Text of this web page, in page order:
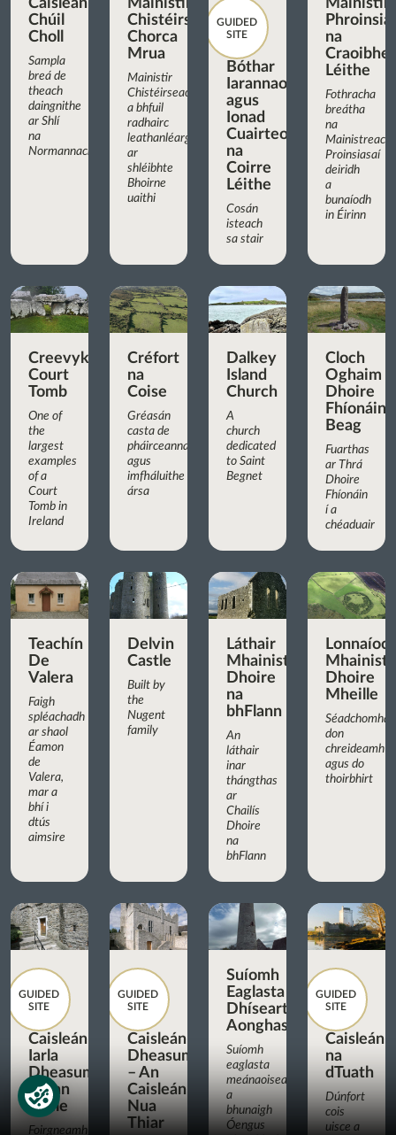
Caisleán
Chúil
Choll
Sampla
breá de
theach
daingnithe
ar Shlí
na
Normannach
Mainistir
Chistéirseach
Chorca
Mrua
Mainistir
Chistéirseach
a bhfuil
radhairc
leathanléargais
ar
shléibhte
Bhoirne
uaithi
GUIDED
SITE
Bóthar
Iarannaoise
agus
Ionad
Cuairteoirí
na
Coirre
Léithe
Cosán
isteach
sa stair
Mainistir
na
Craoibhe
Léithe
Fothracha
breátha
na
Mainistreach
Proinsiasaí
deiridh
a
bunaíodh
in Éirinn
Creevykeel
Court
Tomb
One of
the
largest
examples
of a
Court
Tomb in
Ireland
Créfort
na
Coise
Gréasán
casta de
pháirceanna
agus
imfháluithe
ársa
Dalkey
Island
Church
A
church
dedicated
to Saint
Begnet
Cloch
Oghaim
Dhoire
Fhíonáin
Beag
Fuarthas
ar Thrá
Dhoire
Fhíonáin
í a
chéaduair
Teachín
De
Valera
Faigh
spléachadh
ar shaol
Éamon
de
Valera,
mar a
bhí i
dtús
aimsire
Delvin
Castle
Built by
the
Nugent
family
Láthair
Mhainistreach
Dhoire
na
bhFlann
An
láthair
inar
thángthas
ar
Chailís
Dhoire
na
bhFlann
Dhoire
Mheille
don
chreideamh
agus do
thoirbhirt
GUIDED
SITE
Caisleán
Iarla
Dheasumhan,
Cionn
tSáile
Foirgneamh
GUIDED
SITE
Caisleán
Dheasumhan
– An
Caisleán
Nua
Thiar
Suíomh
Eaglasta
Dhíseart
Aonghasa
Suíomh
eaglasta
meánaoiseach
a
bhunaigh
Óengus
GUIDED
SITE
Caisleán
na
dTuath
Dúnfort
cois
uisce a